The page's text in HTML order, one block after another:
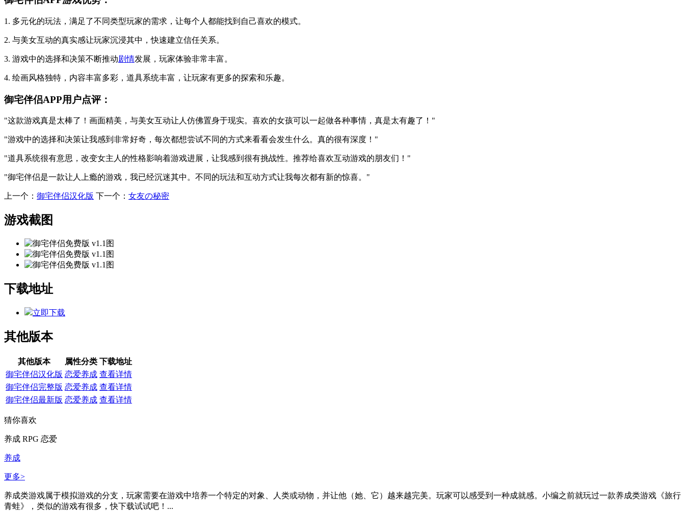
1. 多元化的玩法，满足了不同类型玩家的需求，让每个人都能找到自己喜欢的模式。
2. 与美女互动的真实感让玩家沉浸其中，快速建立信任关系。
3. 游戏中的选择和决策不断推动剧情发展，玩家体验非常丰富。
4. 绘画风格独特，内容丰富多彩，道具系统丰富，让玩家有更多的探索和乐趣。
御宅伴侣APP用户点评：
"这款游戏真是太棒了！画面精美，与美女互动让人仿佛置身于现实。喜欢的女孩可以一起做各种事情，真是太有趣了！"
"游戏中的选择和决策让我感到非常好奇，每次都想尝试不同的方式来看看会发生什么。真的很有深度！"
"道具系统很有意思，改变女主人的性格影响着游戏进展，让我感到很有挑战性。推荐给喜欢互动游戏的朋友们！"
"御宅伴侣是一款让人上瘾的游戏，我已经沉迷其中。不同的玩法和互动方式让我每次都有新的惊喜。"
上一个： 御宅伴侣汉化版 下一个： 女友の秘密
游戏截图
下载地址
立即下载
其他版本
其他版本 属性分类 下载地址
御宅伴侣汉化版 恋爱养成 查看详情
御宅伴侣完整版 恋爱养成 查看详情
御宅伴侣最新版 恋爱养成 查看详情
猜你喜欢
养成 RPG 恋爱
养成
更多>
养成类游戏属于模拟游戏的分支，玩家需要在游戏中培养一个特定的对象、人类或动物，并让他（她、它）越来越完美。玩家可以感受到一种成就感。小编之前就玩过一款养成类游戏《旅行
青蛙》，类似的游戏有很多，快下载试试吧！...